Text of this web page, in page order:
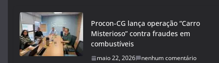
Procon-CG lança operação “Carro
Misterioso” contra fraudes em
combustíveis
maio 22, 2026 nenhum comentário